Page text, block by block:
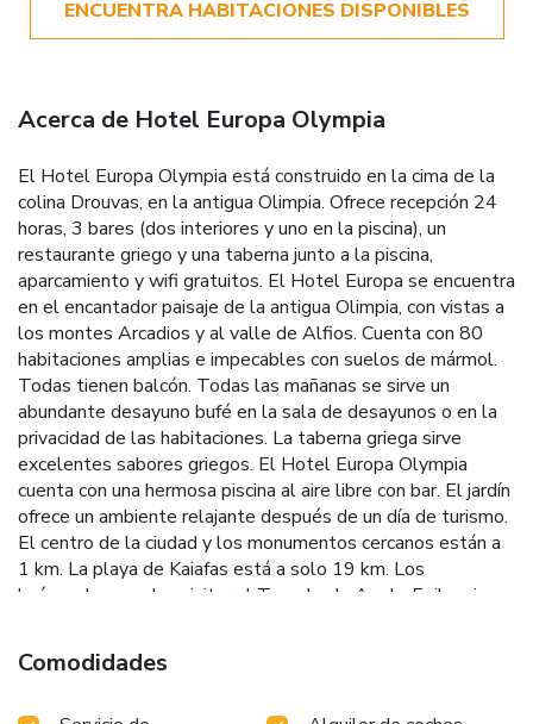
ENCUENTRA HABITACIONES DISPONIBLES
Acerca de Hotel Europa Olympia
El Hotel Europa Olympia está construido en la cima de la
colina Drouvas, en la antigua Olimpia. Ofrece recepción 24
horas, 3 bares (dos interiores y uno en la piscina), un
restaurante griego y una taberna junto a la piscina,
aparcamiento y wifi gratuitos. El Hotel Europa se encuentra
en el encantador paisaje de la antigua Olimpia, con vistas a
los montes Arcadios y al valle de Alfios. Cuenta con 80
habitaciones amplias e impecables con suelos de mármol.
Todas tienen balcón. Todas las mañanas se sirve un
abundante desayuno bufé en la sala de desayunos o en la
privacidad de las habitaciones. La taberna griega sirve
excelentes sabores griegos. El Hotel Europa Olympia
cuenta con una hermosa piscina al aire libre con bar. El jardín
ofrece un ambiente relajante después de un día de turismo.
El centro de la ciudad y los monumentos cercanos están a
1 km. La playa de Kaiafas está a solo 19 km. Los
huéspedes pueden visitar el Templo de Apolo Epikourios
Kalavrita (a 2,5 horas en coche), la playa de Kaiafa (a 25
minutos en coche) o el Castillo Medieval de Chlemoutsi (a
Comodidades